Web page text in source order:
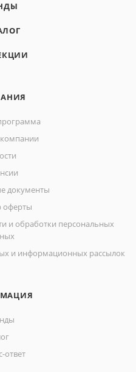
документы
оферты
и обработки персональных
и информационных рассылок
ответ